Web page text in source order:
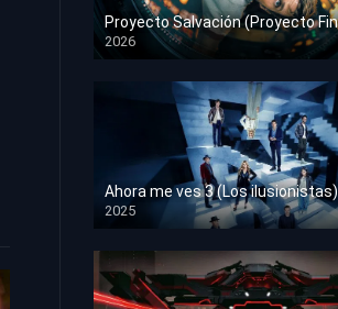
2026
HD 1080p
Ahora me ves 3 (Los ilusionistas)
2025
HD 1080p